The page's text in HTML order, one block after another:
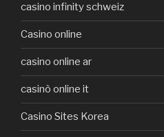
casino infinity schweiz
Casino online
casino online ar
casinò online it
Casino Sites Korea